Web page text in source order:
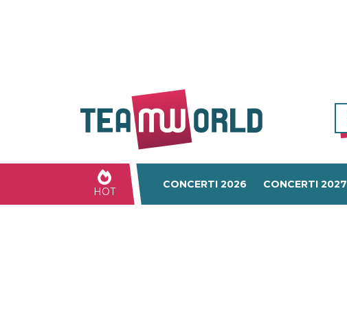
HOT
CONCERTI 2026 CONCERTI 2027